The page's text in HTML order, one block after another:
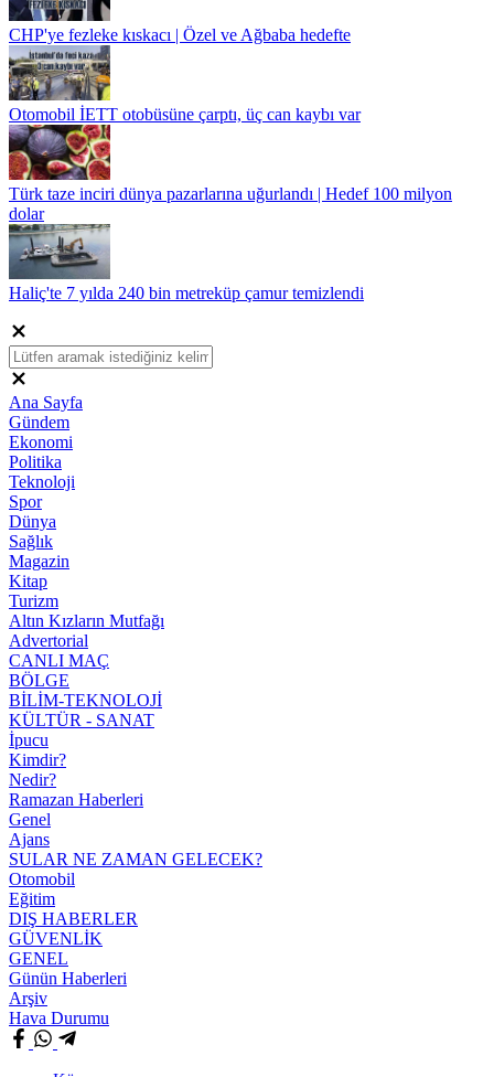
CHP'ye fezleke kıskacı | Özel ve Ağbaba hedefte
Otomobil İETT otobüsüne çarptı, üç can kaybı var
Türk taze inciri dünya pazarlarına uğurlandı | Hedef 100 milyon
dolar
Haliç'te 7 yılda 240 bin metreküp çamur temizlendi
Ana Sayfa
Gündem
Ekonomi
Politika
Teknoloji
Spor
Dünya
Sağlık
Magazin
Kitap
Turizm
Altın Kızların Mutfağı
Advertorial
CANLI MAÇ
BÖLGE
BİLİM-TEKNOLOJİ
KÜLTÜR - SANAT
İpucu
Kimdir?
Nedir?
Ramazan Haberleri
Genel
Ajans
SULAR NE ZAMAN GELECEK?
Otomobil
Eğitim
DIŞ HABERLER
GÜVENLİK
GENEL
Günün Haberleri
Arşiv
Hava Durumu